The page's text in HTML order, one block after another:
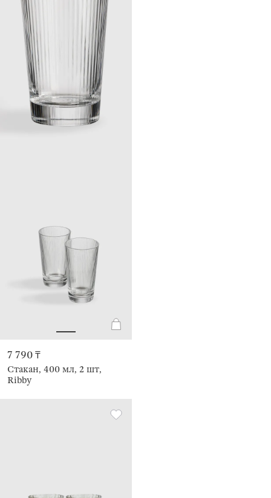
7 790 ₸
Стакан, 400 мл, 2 шт,
Ribby